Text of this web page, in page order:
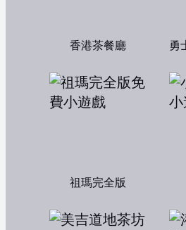
香港茶餐廳
祖瑪完全版